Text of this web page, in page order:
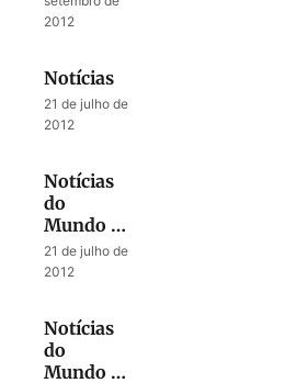
2012
Notícias
21 de julho de
2012
Notícias
do
Mundo e
Pedidos
de Oração
21 de julho de
2012
Notícias
do
Mundo e